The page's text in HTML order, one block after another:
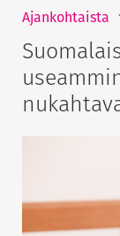
Ajankohtaista